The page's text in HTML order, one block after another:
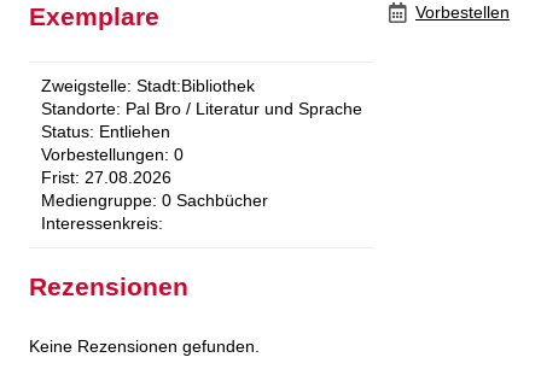
Vorbestellen
Exemplare
Zweigstelle: Stadt:Bibliothek
Standorte: Pal Bro / Literatur und Sprache
Status: Entliehen
Vorbestellungen: 0
Frist: 27.08.2026
Mediengruppe: 0 Sachbücher
Interessenkreis:
Rezensionen
Keine Rezensionen gefunden.